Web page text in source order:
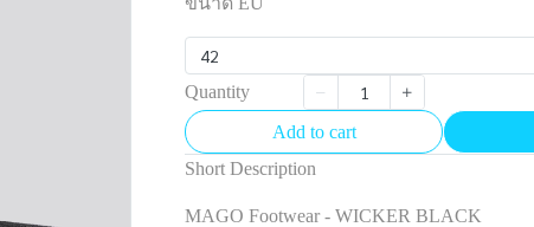
42
Quantity
Add to cart
Short Description
MAGO Footwear - WICKER BLACK